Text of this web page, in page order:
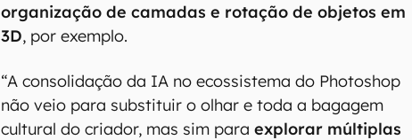
organização de camadas e rotação de objetos em
3D, por exemplo.
“A consolidação da IA no ecossistema do Photoshop
não veio para substituir o olhar e toda a bagagem
cultural do criador, mas sim para explorar múltiplas